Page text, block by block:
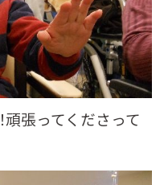
頑張ってくださって